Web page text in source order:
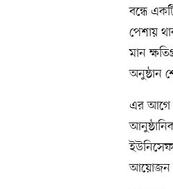
বন্ধে
পেশায়
মান
অনুষ্ঠান
এর আগে
আয়োজন